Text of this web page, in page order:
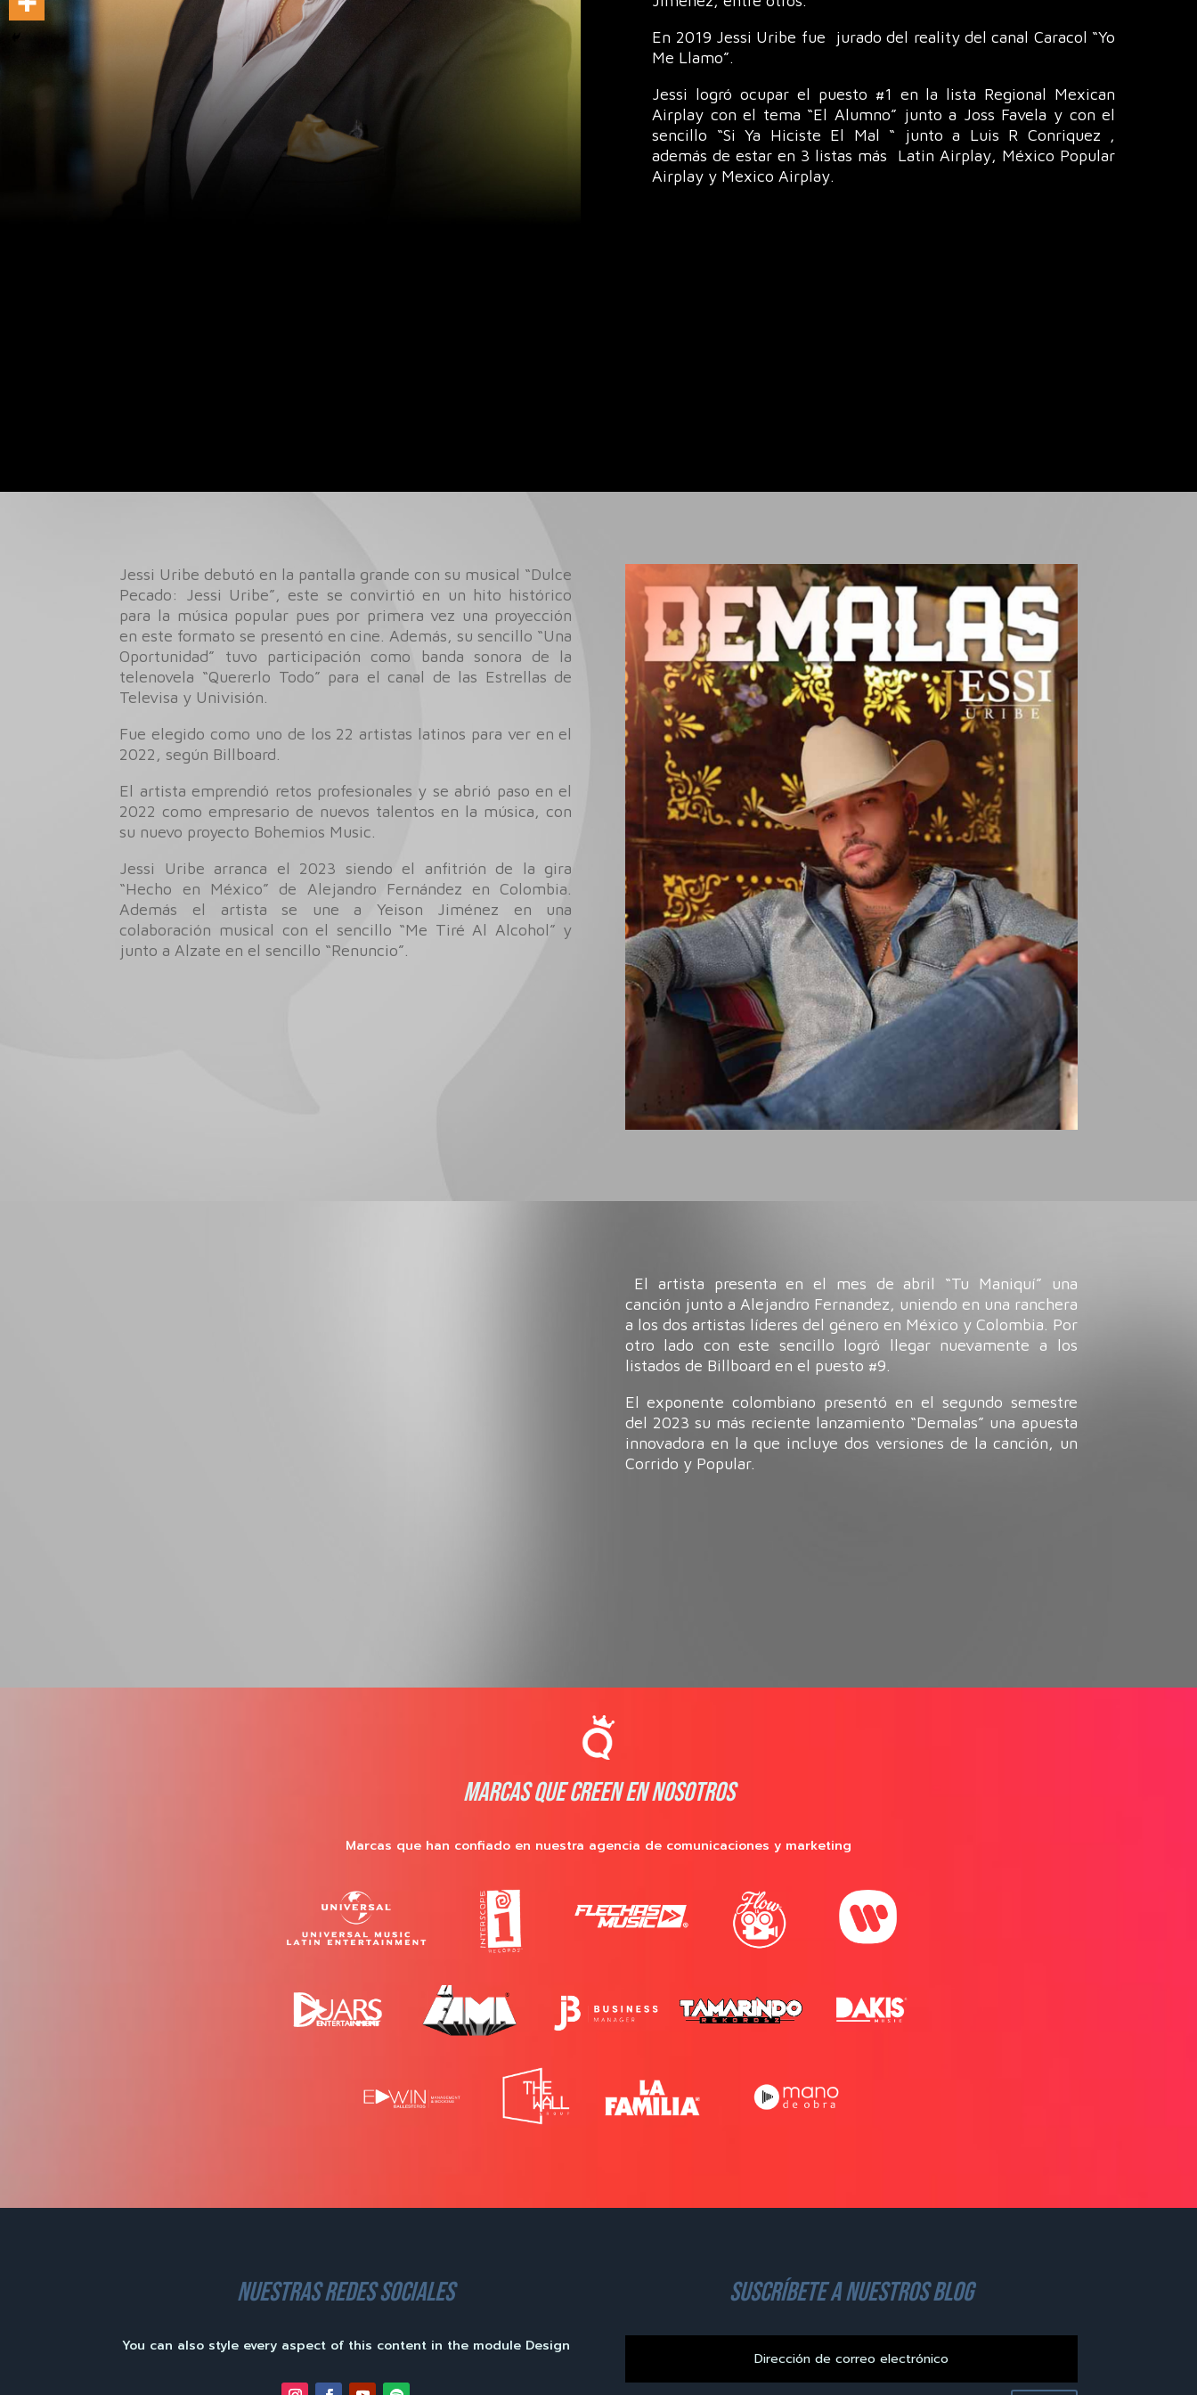
En 2019 Jessi Uribe fue jurado del reality del canal Caracol “Yo
Me Llamo”.
Jessi logró ocupar el puesto #1 en la lista Regional Mexican
Airplay con el tema “El Alumno” junto a Joss Favela y con el
sencillo “Si Ya Hiciste El Mal “ junto a Luis R Conriquez ,
además de estar en 3 listas más Latin Airplay, México Popular
Airplay y Mexico Airplay.
Jessi Uribe debutó en la pantalla grande con su musical “Dulce
Pecado: Jessi Uribe”, este se convirtió en un hito histórico
para la música popular pues por primera vez una proyección
en este formato se presentó en cine. Además, su sencillo “Una
Oportunidad” tuvo participación como banda sonora de la
telenovela “Quererlo Todo” para el canal de las Estrellas de
Televisa y Univisión.
Fue elegido como uno de los 22 artistas latinos para ver en el
2022, según Billboard.
El artista emprendió retos profesionales y se abrió paso en el
2022 como empresario de nuevos talentos en la música, con
su nuevo proyecto Bohemios Music.
Jessi Uribe arranca el 2023 siendo el anfitrión de la gira
“Hecho en México” de Alejandro Fernández en Colombia.
Además el artista se une a Yeison Jiménez en una
colaboración musical con el sencillo “Me Tiré Al Alcohol” y
junto a Alzate en el sencillo “Renuncio”.
El artista presenta en el mes de abril “Tu Maniquí” una
canción junto a Alejandro Fernandez, uniendo en una ranchera
a los dos artistas líderes del género en México y Colombia. Por
otro lado con este sencillo logró llegar nuevamente a los
listados de Billboard en el puesto #9.
El exponente colombiano presentó en el segundo semestre
del 2023 su más reciente lanzamiento “Demalas” una apuesta
innovadora en la que incluye dos versiones de la canción, un
Corrido y Popular.
MARCAS QUE CREEN EN NOSOTROS
Marcas que han confiado en nuestra agencia de comunicaciones y marketing
nuestras redes sociales
You can also style every aspect of this content in the module Design
suscríbete a nuestros blog